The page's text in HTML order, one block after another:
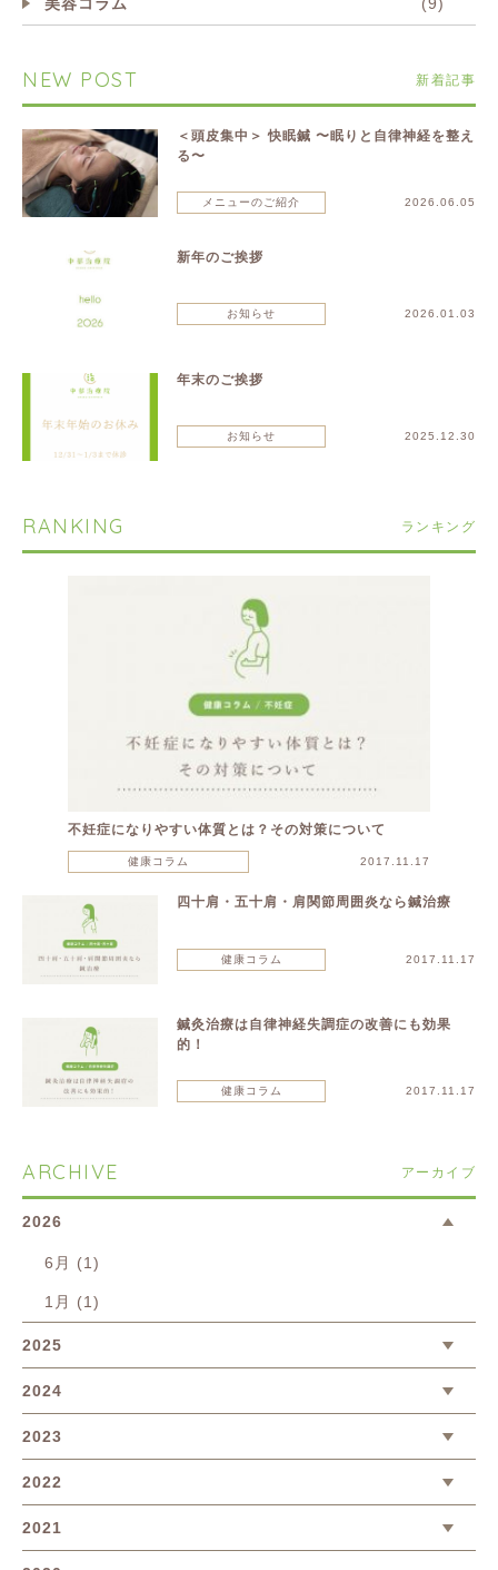
NEW POST 新着記事
＜頭皮集中＞ 快眠鍼 〜眠りと自律神経を整え
る〜
メニューのご紹介 2026.06.05
新年のご挨拶
お知らせ 2026.01.03
年末のご挨拶
お知らせ 2025.12.30
RANKING ランキング
不妊症になりやすい体質とは？その対策について
健康コラム 2017.11.17
四十肩・五十肩・肩関節周囲炎なら鍼治療
健康コラム 2017.11.17
鍼灸治療は自律神経失調症の改善にも効果
的！
健康コラム 2017.11.17
ARCHIVE アーカイブ
2026
6月 (1)
1月 (1)
2025
2024
2023
2022
2021